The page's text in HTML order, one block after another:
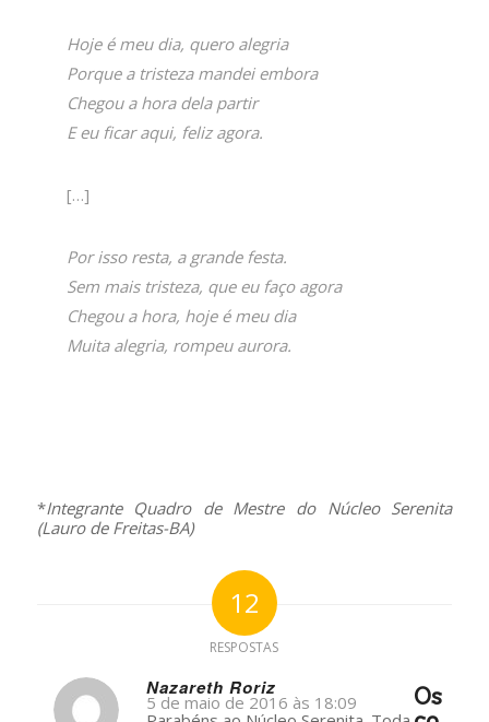
Hoje é meu dia, quero alegria
Porque a tristeza mandei embora
Chegou a hora dela partir
E eu ficar aqui, feliz agora.
[…]
Por isso resta, a grande festa.
Sem mais tristeza, que eu faço agora
Chegou a hora, hoje é meu dia
Muita alegria, rompeu aurora.
*Integrante Quadro de Mestre do Núcleo Serenita
(Lauro de Freitas-BA)
12
RESPOSTAS
Nazareth Roriz
s
5 de maio de 2016 às 18:09
Os